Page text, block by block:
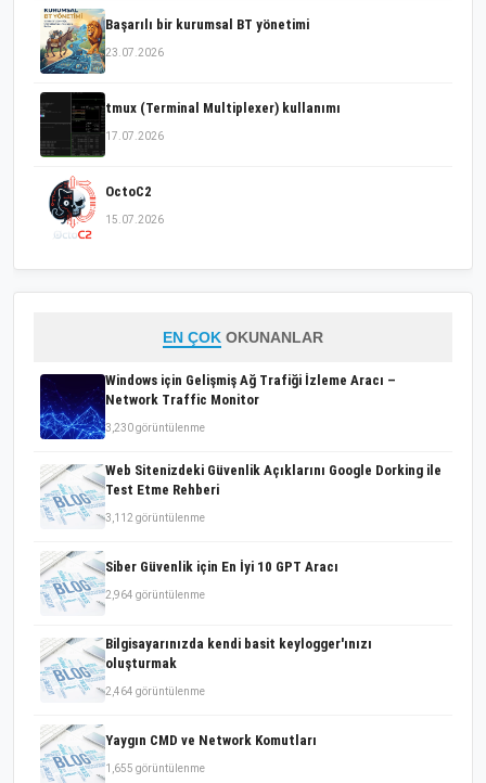
Başarılı bir kurumsal BT yönetimi
23.07.2026
tmux (Terminal Multiplexer) kullanımı
17.07.2026
OctoC2
15.07.2026
EN ÇOK OKUNANLAR
Windows için Gelişmiş Ağ Trafiği İzleme Aracı –
Network Traffic Monitor
3,230 görüntülenme
Web Sitenizdeki Güvenlik Açıklarını Google Dorking ile
Test Etme Rehberi
3,112 görüntülenme
Siber Güvenlik için En İyi 10 GPT Aracı
2,964 görüntülenme
Bilgisayarınızda kendi basit keylogger'ınızı
oluşturmak
2,464 görüntülenme
Yaygın CMD ve Network Komutları
1,655 görüntülenme